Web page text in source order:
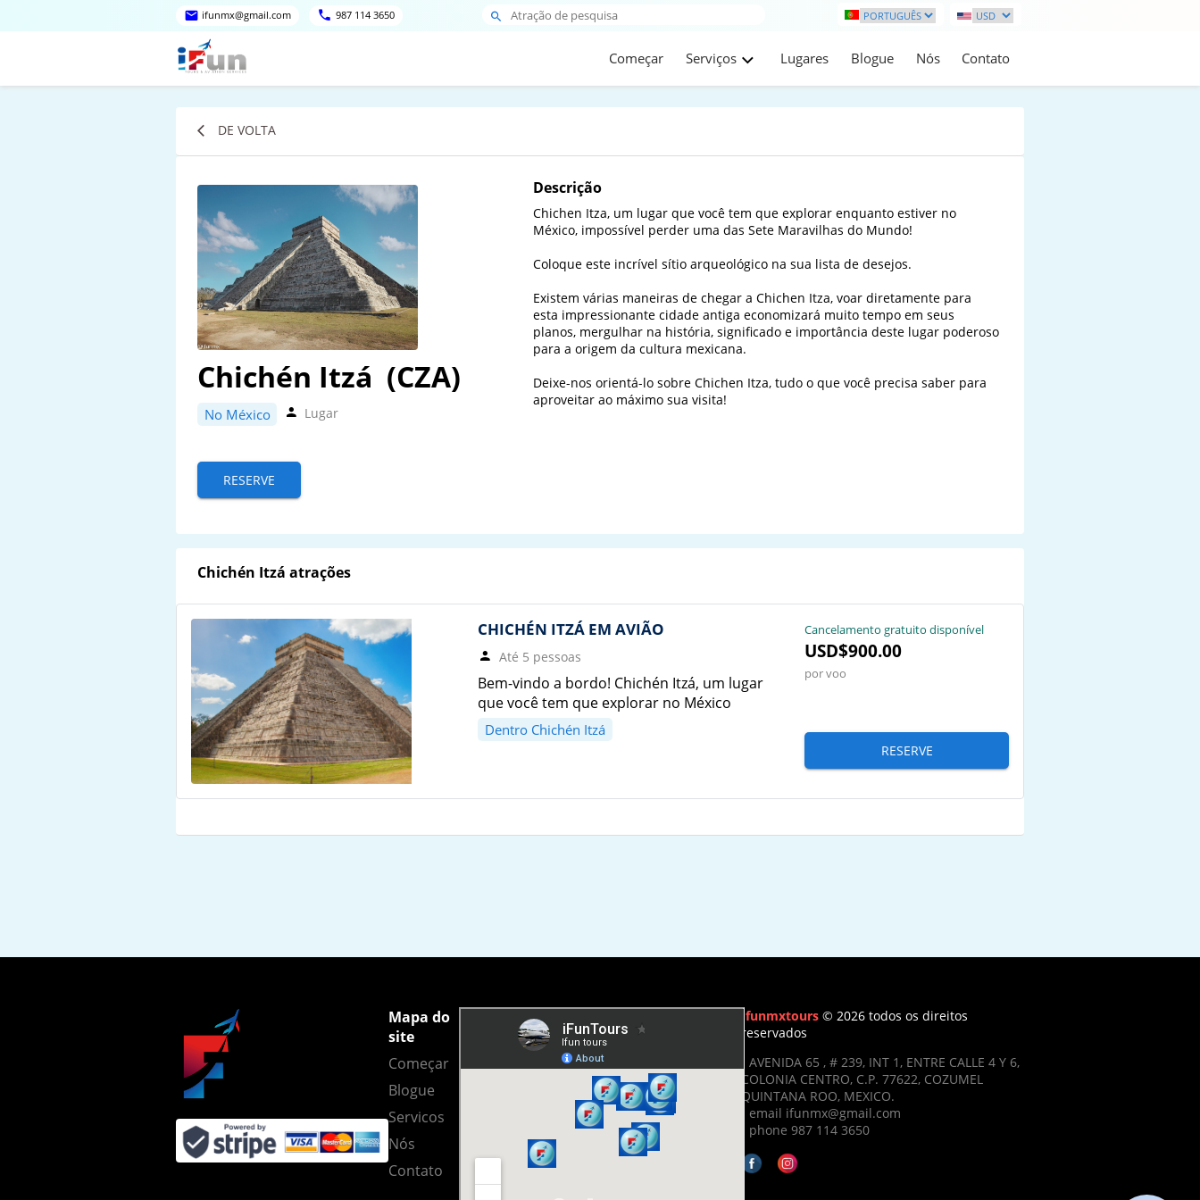
ifunmx@gmail.com 987 114 3650
Começar Serviços Lugares Blogue Nós Contato
DE VOLTA
Chichén Itzá (CZA)
No México Lugar
RESERVE
Descrição
Chichen Itza, um lugar que você tem que explorar enquanto estiver no
México, impossível perder uma das Sete Maravilhas do Mundo!
Coloque este incrível sítio arqueológico na sua lista de desejos.
Existem várias maneiras de chegar a Chichen Itza, voar diretamente para
esta impressionante cidade antiga economizará muito tempo em seus
planos, mergulhar na história, significado e importância deste lugar poderoso
para a origem da cultura mexicana.
Deixe-nos orientá-lo sobre Chichen Itza, tudo o que você precisa saber para
aproveitar ao máximo sua visita!
Chichén Itzá atrações
CHICHÉN ITZÁ EM AVIÃO
Até 5 pessoas
Bem-vindo a bordo! Chichén Itzá, um lugar
que você tem que explorar no México
Dentro Chichén Itzá
Cancelamento gratuito disponível
USD$900.00
por voo
RESERVE
Mapa do
site
Começar
Blogue
Servicos
Nós
Contato
Ifunmxtours © 2026 todos os direitos
reservados
- AVENIDA 65 , # 239, INT 1, ENTRE CALLE 4 Y 6,
COLONIA CENTRO, C.P. 77622, COZUMEL
QUINTANA ROO, MEXICO.
- email ifunmx@gmail.com
- phone 987 114 3650